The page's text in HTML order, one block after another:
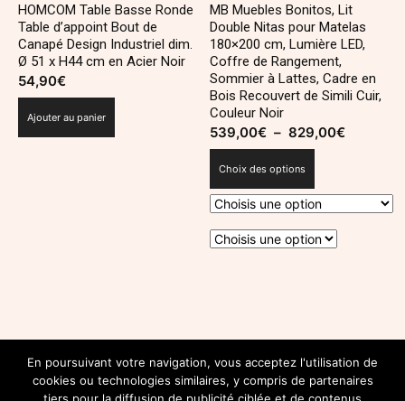
HOMCOM Table Basse Ronde
Table d’appoint Bout de
Canapé Design Industriel dim.
Ø 51 x H44 cm en Acier Noir
54,90€
Ajouter au panier
MB Muebles Bonitos, Lit
Double Nitas pour Matelas
180×200 cm, Lumière LED,
Coffre de Rangement,
Sommier à Lattes, Cadre en
Bois Recouvert de Simili Cuir,
Couleur Noir
539,00€ – 829,00€
539,00€
à
Choix des options
plusieurs
variations.
Les
@INSTAGRAM.COM/DECOROYALEBLOG
En poursuivant votre navigation, vous acceptez l'utilisation de
cookies ou technologies similaires, y compris de partenaires